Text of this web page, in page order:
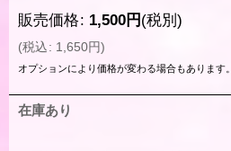
販売価格: 1,500円 (税別)
(税込: 1,650円)
オプションにより価格が変わる場合もあります。
在庫あり